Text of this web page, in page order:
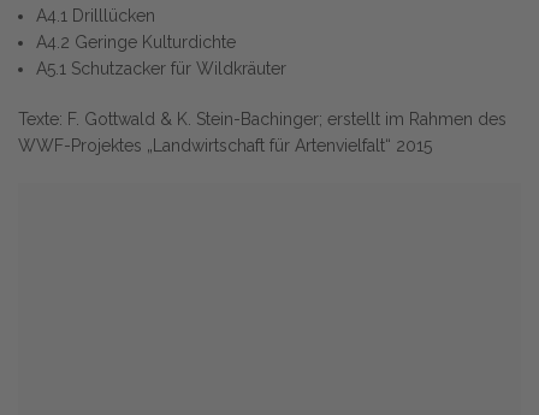
A4.1 Drilllücken
A4.2 Geringe Kulturdichte
A5.1 Schutzacker für Wildkräuter
Texte: F. Gottwald & K. Stein-Bachinger; erstellt im Rahmen des
WWF-Projektes „Landwirtschaft für Artenvielfalt“ 2015